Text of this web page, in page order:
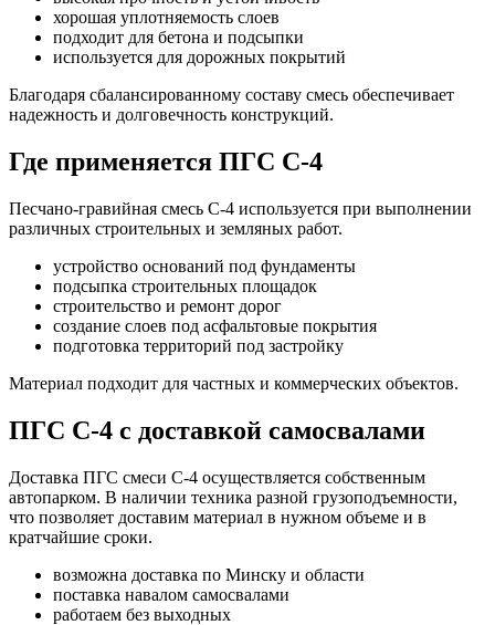
хорошая уплотняемость слоев
подходит для бетона и подсыпки
используется для дорожных покрытий
Благодаря сбалансированному составу смесь обеспечивает
надежность и долговечность конструкций.
Где применяется ПГС С-4
Песчано-гравийная смесь С-4 используется при выполнении
различных строительных и земляных работ.
устройство оснований под фундаменты
подсыпка строительных площадок
строительство и ремонт дорог
создание слоев под асфальтовые покрытия
подготовка территорий под застройку
Материал подходит для частных и коммерческих объектов.
ПГС С-4 с доставкой самосвалами
Доставка ПГС смеси С-4 осуществляется собственным
автопарком. В наличии техника разной грузоподъемности,
что позволяет доставим материал в нужном объеме и в
кратчайшие сроки.
возможна доставка по Минску и области
поставка навалом самосвалами
работаем без выходных